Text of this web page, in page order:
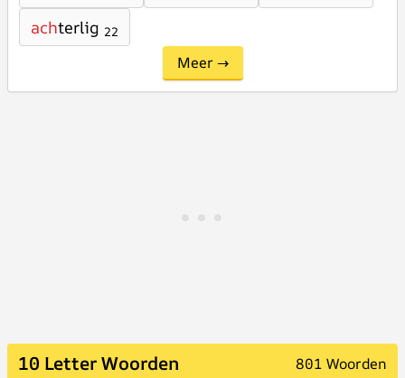
achterlig 22
Meer →
10 Letter Woorden 801 Woorden